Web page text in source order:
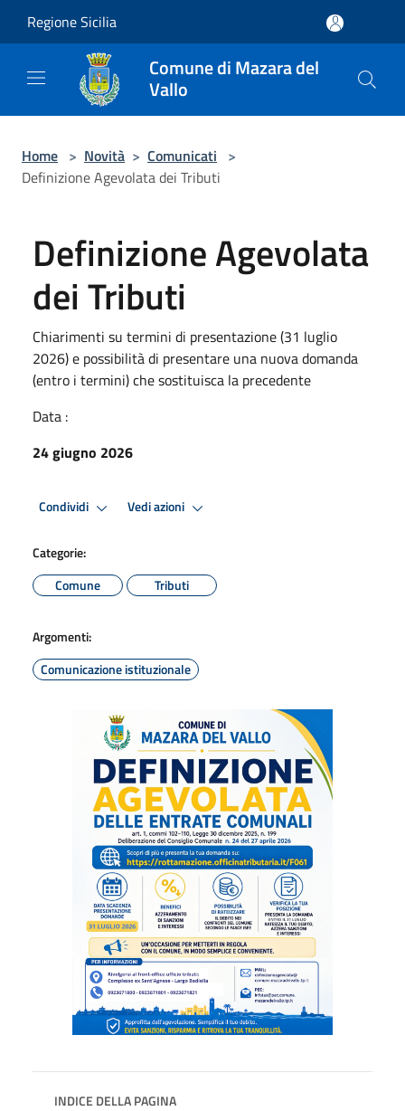
Regione Sicilia
Comune di Mazara del
Vallo
Home > Novità > Comunicati >
Definizione Agevolata dei Tributi
Definizione Agevolata
dei Tributi
Chiarimenti su termini di presentazione (31 luglio
2026) e possibilità di presentare una nuova domanda
(entro i termini) che sostituisca la precedente
Data :
24 giugno 2026
Condividi Vedi azioni
Categorie:
Comune
Tributi
Argomenti:
Comunicazione istituzionale
INDICE DELLA PAGINA